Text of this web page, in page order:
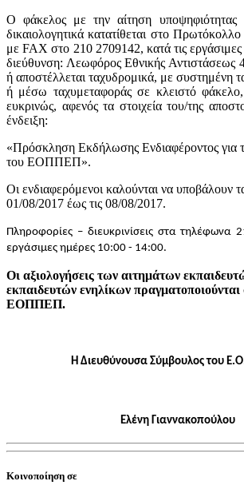
Ο φάκελος με την αίτηση
δικαιολογητικά κατατίθεται στο
με FAX στο 210 2709142, κατά τις
διεύθυνση: Λεωφόρος Εθνικής Αντιστάσεως
ή αποστέλλεται ταχυδρομικά, με συστημένη
ή μέσω ταχυμεταφοράς σε κλειστό
ευκρινώς, αφενός τα στοιχεία του/της
ένδειξη:
«Πρόσκληση Εκδήλωσης Ενδιαφέροντος
του ΕΟΠΠΕΠ».
Οι ενδιαφερόμενοι καλούνται να υποβάλουν
01/08/2017 έως τις 08/08/2017.
Πληροφορίες – διευκρινίσεις στα τηλέφωνα
εργάσιμες ημέρες 10:00 - 14:00.
Οι αξιολογήσεις των αιτημάτων
εκπαιδευτών ενηλίκων
ΕΟΠΠΕΠ.
Η Διευθύνουσα Σύμβουλος του
Ελένη Γιαννακοπούλου
Κοινοποίηση σε